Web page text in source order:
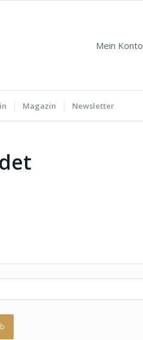
Mein Konto
Magazin Newsletter